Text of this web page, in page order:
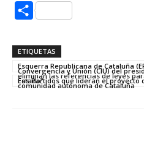
Compartir
ETIQUETAS
Esquerra Republicana de Cataluña
Convergencia y Unión (CIU) del
eliminan las referencias de leyes
Estado"
Los Partidos que lideran el proyecto
comunidad autónoma de Cataluña